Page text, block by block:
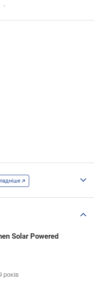
Solar Powered